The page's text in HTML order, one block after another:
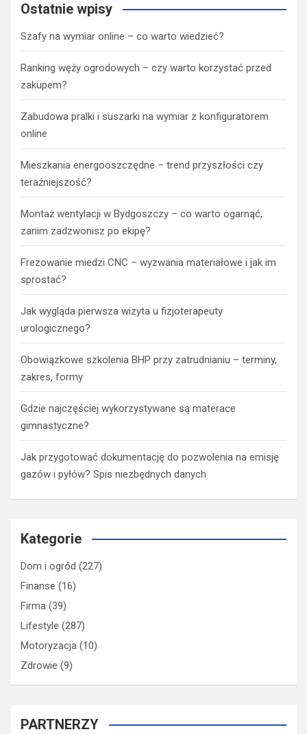
Ostatnie wpisy
Szafy na wymiar online – co warto wiedzieć?
Ranking węży ogrodowych – czy warto korzystać przed
zakupem?
Zabudowa pralki i suszarki na wymiar z konfiguratorem
online
Mieszkania energooszczędne – trend przyszłości czy
teraźniejszość?
Montaż wentylacji w Bydgoszczy – co warto ogarnąć,
zanim zadzwonisz po ekipę?
Frezowanie miedzi CNC – wyzwania materiałowe i jak im
sprostać?
Jak wygląda pierwsza wizyta u fizjoterapeuty
urologicznego?
Obowiązkowe szkolenia BHP przy zatrudnianiu – terminy,
zakres, formy
Gdzie najczęściej wykorzystywane są materace
gimnastyczne?
Jak przygotować dokumentację do pozwolenia na emisję
gazów i pyłów? Spis niezbędnych danych
Kategorie
Dom i ogród (227)
Finanse (16)
Firma (39)
Lifestyle (287)
Motoryzacja (10)
Zdrowie (9)
PARTNERZY